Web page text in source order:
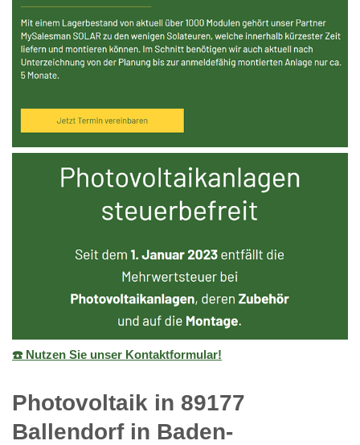
☎️ Nutzen Sie unser Kontaktformular!
Photovoltaik in 89177
Ballendorf in Baden-